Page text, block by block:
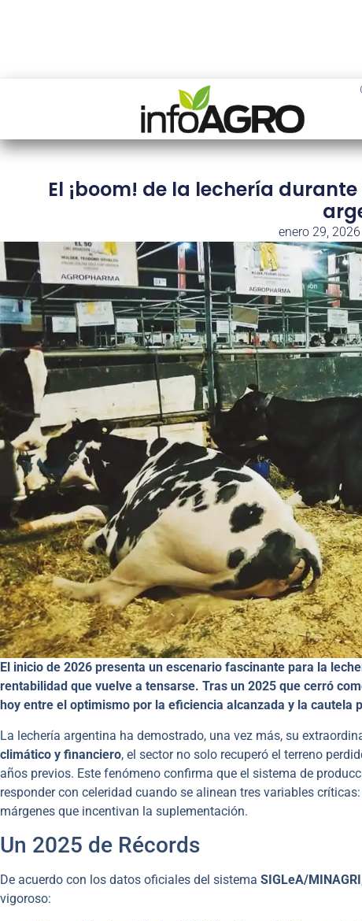
El ¡boom! de la lechería
enero 29, 2026
El inicio de 2026 presenta un escenario fascinante para la
rentabilidad que vuelve a tensarse. Tras un 2025 que cerró
hoy entre el optimismo por la eficiencia alcanzada y la cautela
La lechería argentina ha demostrado, una vez más, su
climático y financiero, el sector no solo recuperó el terreno
años previos. Este fenómeno confirma que el sistema de
responder con celeridad cuando se alinean tres variables
márgenes que incentivan la suplementación.
Un 2025 de Récords
De acuerdo con los datos oficiales del sistema SIGLeA/MINAGRI
vigoroso: